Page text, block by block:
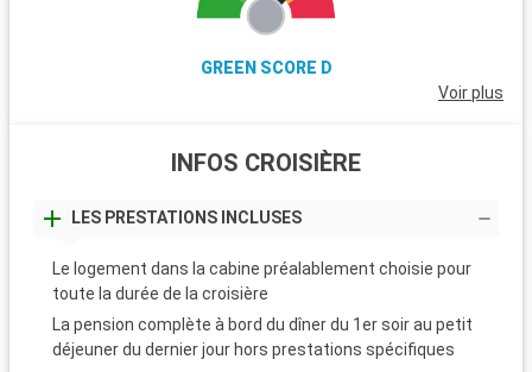
GREEN SCORE D
Voir plus
INFOS CROISIÈRE
LES PRESTATIONS INCLUSES
Le logement dans la cabine préalablement choisie pour
toute la durée de la croisière
La pension complète à bord du dîner du 1er soir au petit
déjeuner du dernier jour hors prestations spécifiques